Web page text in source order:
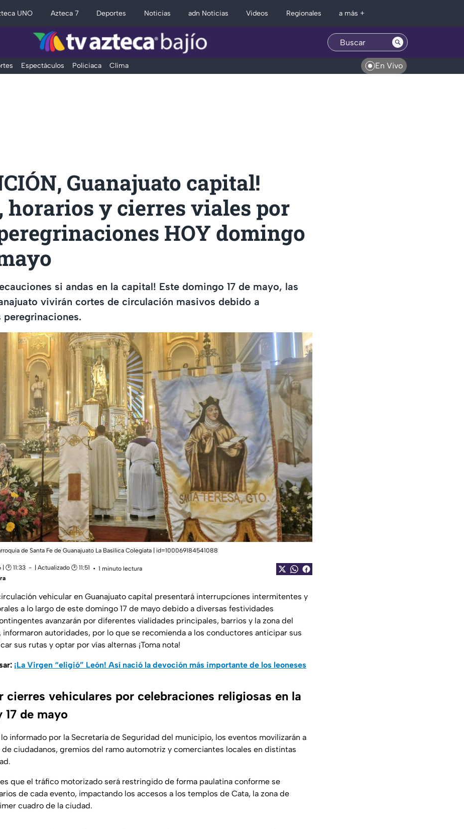
UNO Azteca 7 Deportes Noticias adn Noticias Videos Regionales a más +
Espectáculos Policiaca Clima En Vivo
Guanajuato capital!
horarios y cierres viales por
HOY domingo
si andas en la capital! Este domingo 17 de mayo, las
vivirán cortes de circulación masivos debido a
de Santa Fe de Guanajuato La Basílica Colegiata | id=100069184541088
🕑 11:33 | Actualizado 🕑 11:51
1 minuto lectura
vehicular en Guanajuato capital presentará interrupciones intermitentes y
a lo largo de este domingo 17 de mayo debido a diversas festividades
avanzarán por diferentes vialidades principales, barrios y la zona del
autoridades, por lo que se recomienda a los conductores anticipar sus
sus rutas y optar por vías alternas ¡Toma nota!
¡La Virgen “eligió” León! Así nació la devoción más importante de los leoneses
cierres vehiculares por celebraciones religiosas en la
de mayo
informado por la Secretaría de Seguridad del municipio, los eventos movilizarán a
ciudadanos, gremios del ramo automotriz y comerciantes locales en distintas
que el tráfico motorizado será restringido de forma paulatina conforme se
de cada evento, impactando los accesos a los templos de Cata, la zona de
cuadro de la ciudad.